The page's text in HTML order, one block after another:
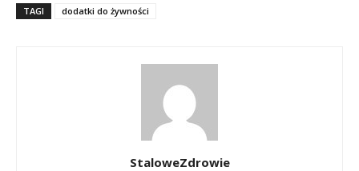
TAGI dodatki do żywności
StaloweZdrowie